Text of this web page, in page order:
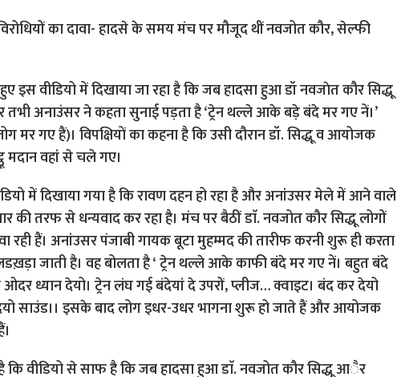
का दावा- हादसे के समय मंच पर मौजूद थीं नवजोत कौर, सेल्‍फी
इस वीडियो में दिखाया जा रहा है कि जब हादसा हुआ डॉ नवजाेत कौर सिद्धू
अनाउंसर ने कहता सुनाई पड़ता है ‘ट्रेन थल्ले आके बड़े बंदे मर गए नें।’
मर गए हैं)। विपक्षियाें का कहना है कि उसी दौरान डॉ. सिद्धू व आयोजक
मदान वहां से चले गए।
में दिखाया गया है कि रावण दहन हो रहा है और अनांउसर मेले में आने वाले
की तरफ से धन्यवाद कर रहा है। मंच पर बैठीं डाॅ. नवजोत कौर सिद्धू लोगों
हैं। अनांउसर पंजाबी गायक बूटा मुहम्मद की तारीफ करनी शुरू ही करता
जाती है। वह बोलता है ‘ ट्रेन थल्ले आके काफी बंदे मर गए नें। बहुत बंदे
ओदर ध्यान देयो। ट्रेन लंघ गई बंदेयां दे उपरों, प्लीज… क्वाइट। बंद कर देयो
साउंड।। इसके बाद लोग इधर-उधर भागना शुरू हो जाते हैं और आयोजक
है कि वीडियो से साफ है कि जब हादसा हुआ डाॅ. नवजोत कौर सिद्धू आैर